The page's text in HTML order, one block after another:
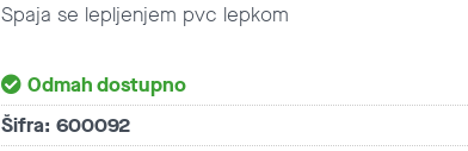
Spaja se lepljenjem pvc lepkom
Odmah dostupno
Šifra: 600092